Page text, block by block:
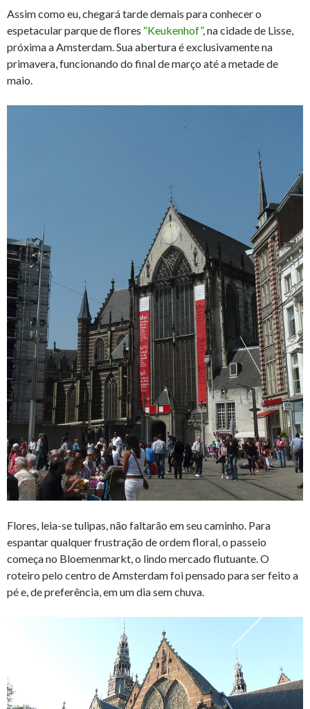
Assim como eu, chegará tarde demais para conhecer o
espetacular parque de flores “Keukenhof”, na cidade de Lisse,
próxima a Amsterdam. Sua abertura é exclusivamente na
primavera, funcionando do final de março até a metade de
maio.
Flores, leia-se tulipas, não faltarão em seu caminho. Para
espantar qualquer frustração de ordem floral, o passeio
começa no Bloemenmarkt, o lindo mercado flutuante. O
roteiro pelo centro de Amsterdam foi pensado para ser feito a
pé e, de preferência, em um dia sem chuva.